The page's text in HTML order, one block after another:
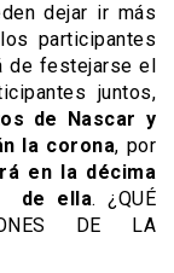
dejar ir más
participantes
de festejarse el
juntos,
de Nascar y
la corona, por
en la décima
de ella. ¿QUÉ
DE LA